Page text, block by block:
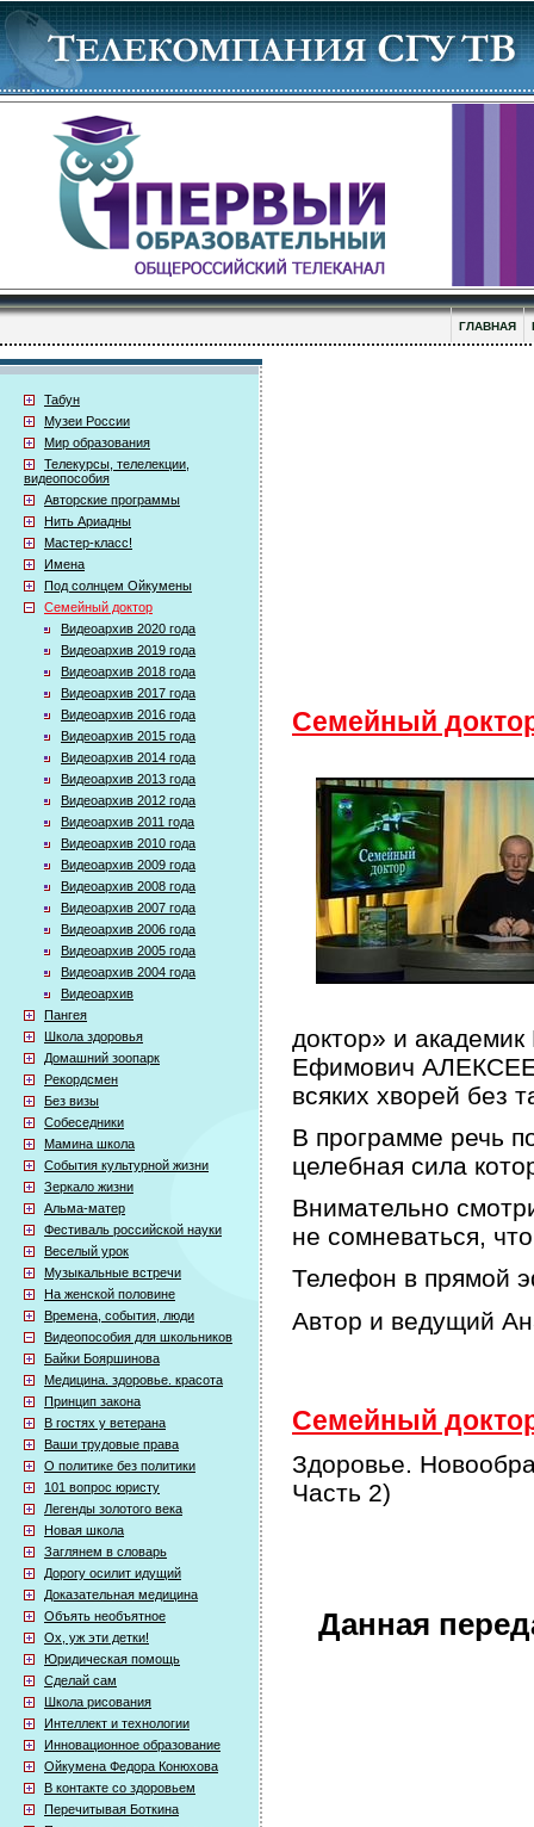
ГЛАВНАЯ
Табун
Музеи России
Мир образования
Телекурсы, телелекции,
видеопособия
Авторские программы
Нить Ариадны
Мастер-класс!
Имена
Под солнцем Ойкумены
Семейный доктор
Видеоархив 2020 года
Видеоархив 2019 года
Видеоархив 2018 года
Видеоархив 2017 года
Видеоархив 2016 года
Видеоархив 2015 года
Видеоархив 2014 года
Видеоархив 2013 года
Видеоархив 2012 года
Видеоархив 2011 года
Видеоархив 2010 года
Видеоархив 2009 года
Видеоархив 2008 года
Видеоархив 2007 года
Видеоархив 2006 года
Видеоархив 2005 года
Видеоархив 2004 года
Видеоархив
Пангея
Школа здоровья
Домашний зоопарк
Рекордсмен
Без визы
Собеседники
Мамина школа
События культурной жизни
Зеркало жизни
Альма-матер
Фестиваль российской науки
Веселый урок
Музыкальные встречи
На женской половине
Времена, события, люди
Видеопособия для школьников
Байки Бояршинова
Медицина. здоровье. красота
Принцип закона
В гостях у ветерана
Ваши трудовые права
О политике без политики
101 вопрос юристу
Легенды золотого века
Новая школа
Заглянем в словарь
Дорогу осилит идущий
Доказательная медицина
Объять необъятное
Ох, уж эти детки!
Юридическая помощь
Сделай сам
Школа рисования
Интеллект и технологии
Инновационное образование
Ойкумена Федора Конюхова
В контакте со здоровьем
Перечитывая Боткина
Семейный
доктор» и
Ефимович
всяких хворей без
В программе речь
целебная сила
Внимательно
не сомневаться,
Телефон в прямой
Автор и ведущий
Семейный
Здоровье.
Часть 2)
Данная